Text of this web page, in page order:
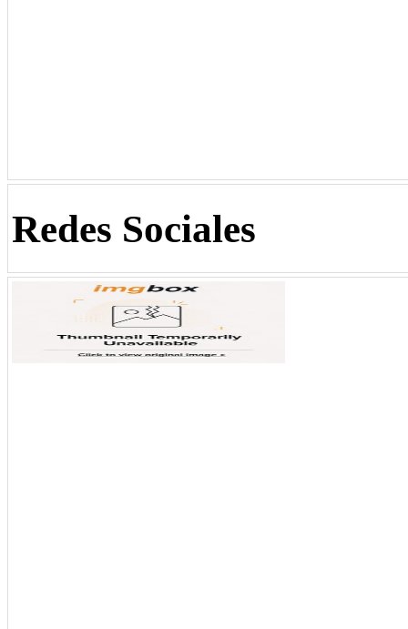
Redes Sociales